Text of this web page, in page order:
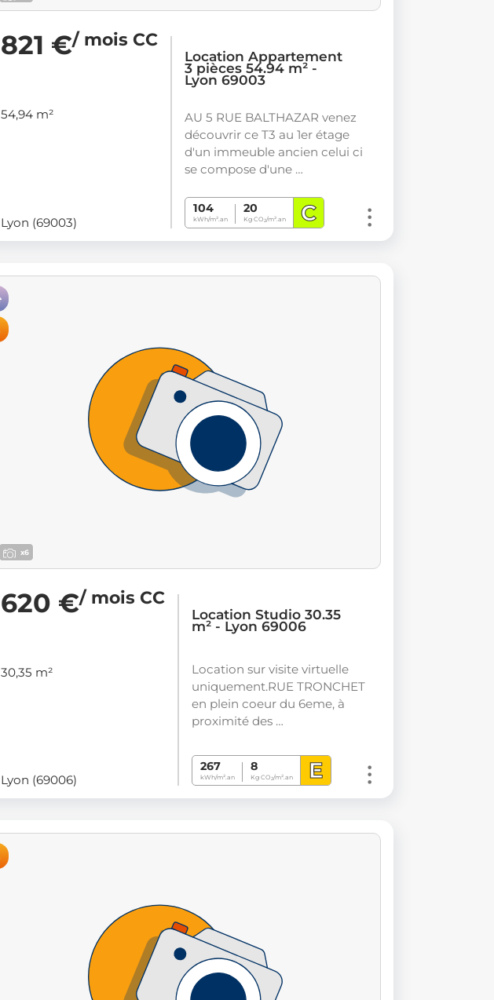
821 €/ mois CC
54,94 m²
Lyon (69003)
Location Appartement
3 pièces 54.94 m² -
Lyon 69003
AU 5 RUE BALTHAZAR venez
découvrir ce T3 au 1er étage
d'un immeuble ancien celui ci
se compose d'une …
104
kWh/m².an
20
Kg CO2/m².an C
x6
620 €/ mois CC
30,35 m²
Lyon (69006)
Location Studio 30.35
m² - Lyon 69006
Location sur visite virtuelle
uniquement.RUE TRONCHET
en plein coeur du 6eme, à
proximité des …
267
kWh/m².an
8
Kg CO2/m².an E